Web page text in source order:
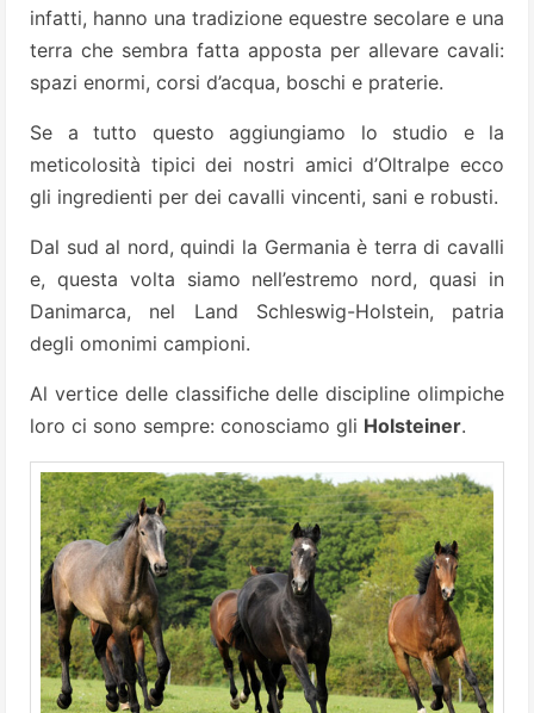
infatti, hanno una tradizione equestre secolare e una
terra che sembra fatta apposta per allevare cavali:
spazi enormi, corsi d’acqua, boschi e praterie.
Se a tutto questo aggiungiamo lo studio e la
meticolosità tipici dei nostri amici d’Oltralpe ecco
gli ingredienti per dei cavalli vincenti, sani e robusti.
Dal sud al nord, quindi la Germania è terra di cavalli
e, questa volta siamo nell’estremo nord, quasi in
Danimarca, nel Land Schleswig-Holstein, patria
degli omonimi campioni.
Al vertice delle classifiche delle discipline olimpiche
loro ci sono sempre: conosciamo gli Holsteiner.